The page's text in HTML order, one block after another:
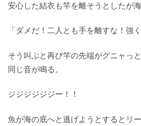
安心した結衣も竿を離そうとしたが海
「ダメだ！二人とも手を離すな！強
そう叫ぶと再び竿の先端がグニャっ
同じ音が鳴る。
ジジジジジジー！！
魚が海の底へと逃げようとするとリ